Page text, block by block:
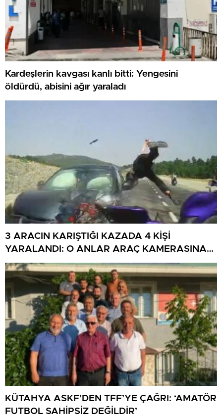
Kardeşlerin kavgası kanlı bitti: Yengesini
öldürdü, abisini ağır yaraladı
3 ARACIN KARIŞTIĞI KAZADA 4 KİŞİ
YARALANDI: O ANLAR ARAÇ KAMERASINA
YANSIDI
KÜTAHYA ASKF’DEN TFF’YE ÇAĞRI: ‘AMATÖR
FUTBOL SAHİPSİZ DEĞİLDİR’